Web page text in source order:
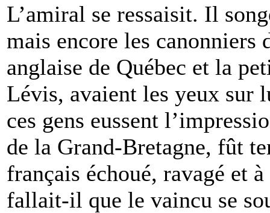
L’amiral se ressaisit. Il
mais encore les canonniers
anglaise de Québec et la
Lévis, avaient les yeux sur
ces gens eussent
de la Grand-Bretagne, fût
français échoué, ravagé et
fallait-il que le vaincu se